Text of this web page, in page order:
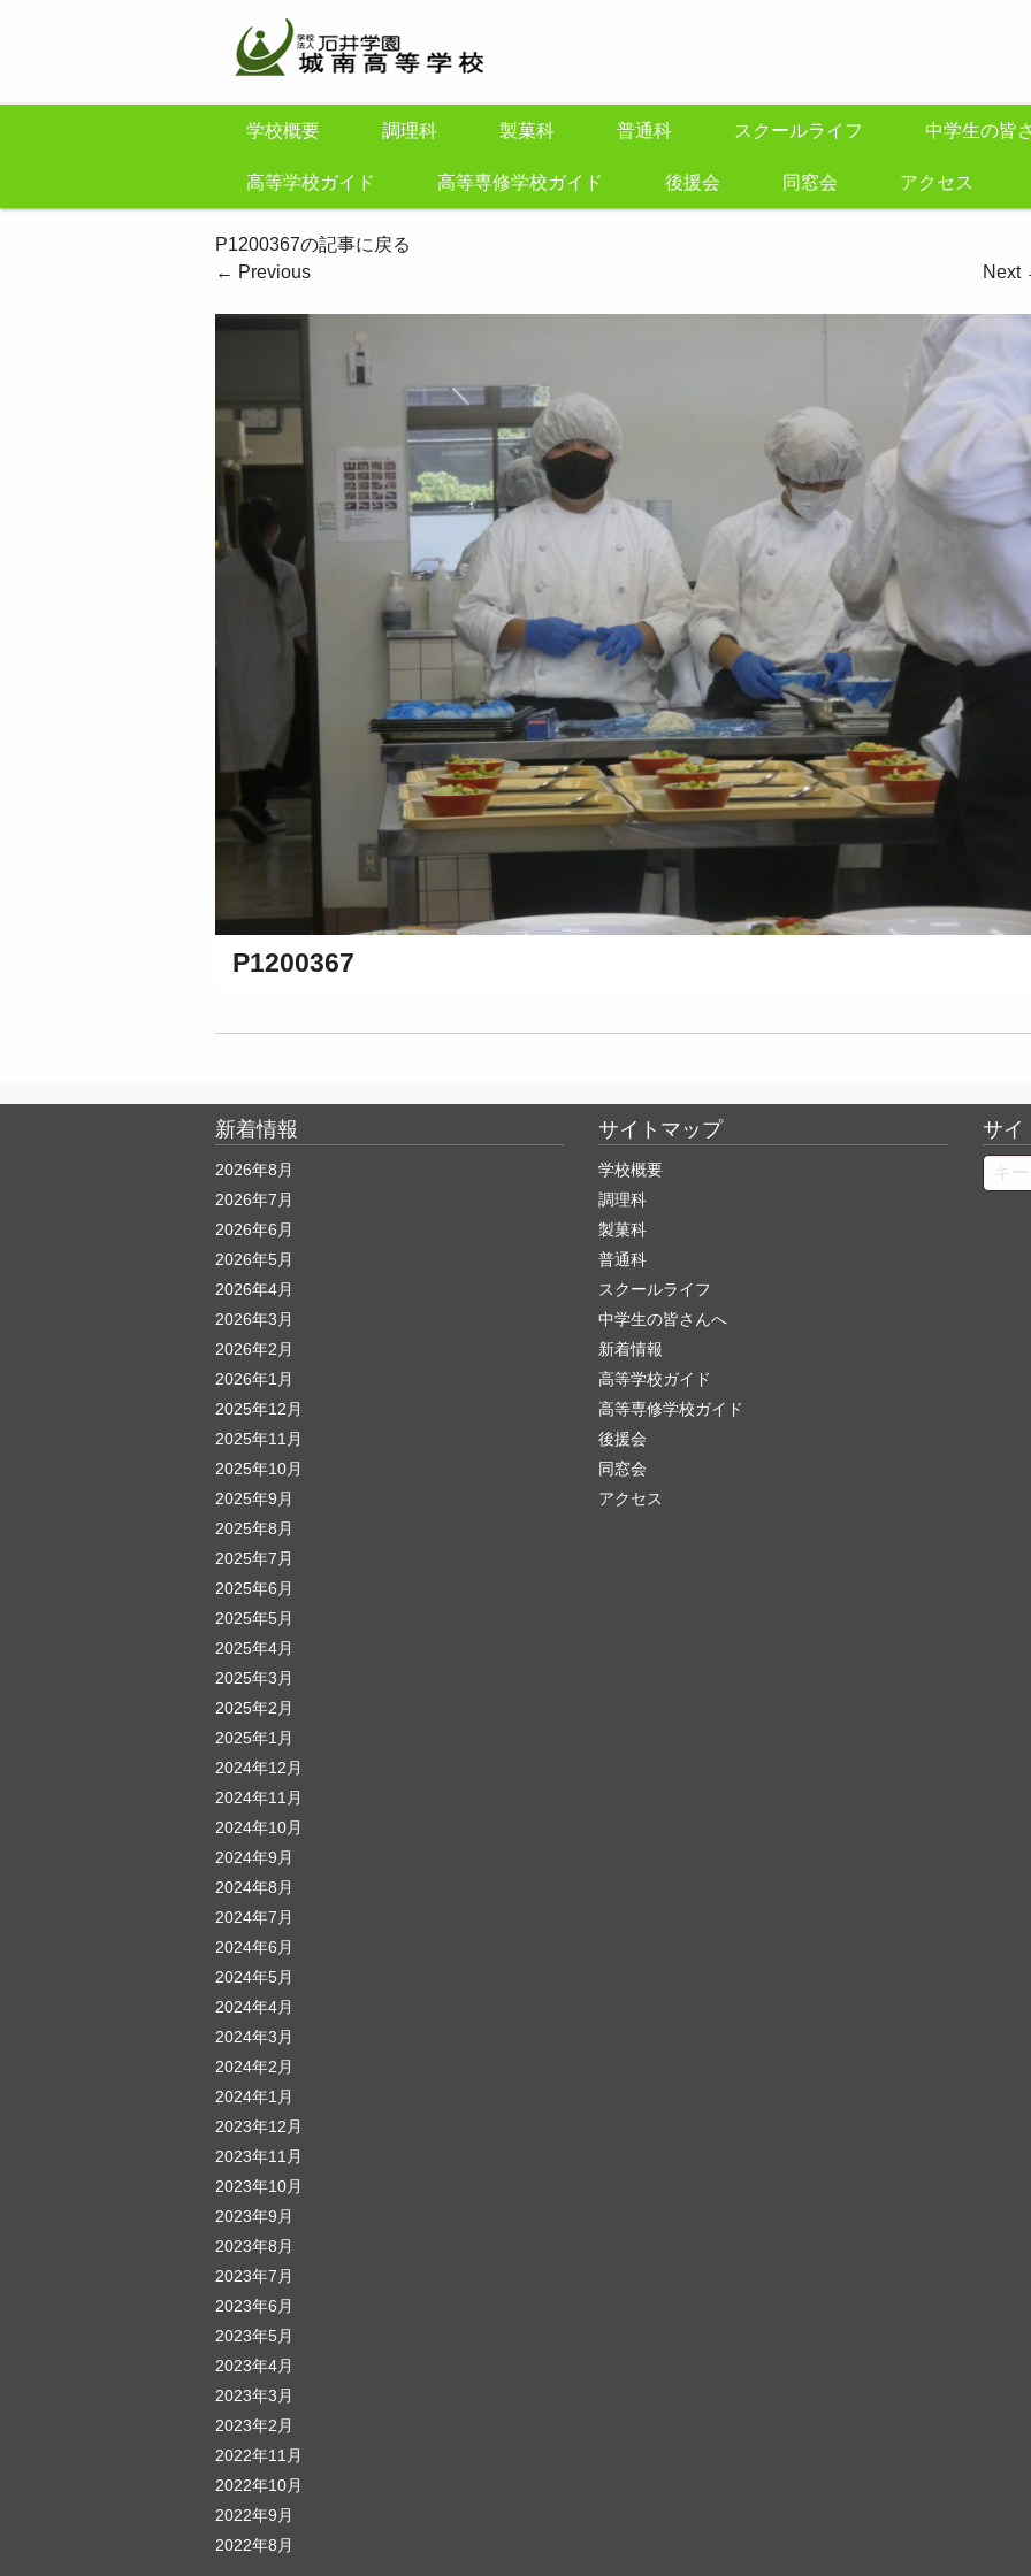
学校概要 調理科 製菓科 普通科 スクールライフ 中学生の皆
高等学校ガイド 高等専修学校ガイド 後援会 同窓会 アクセス
P1200367の記事に戻る
← Previous Next
P1200367
新着情報
2026年8月
2026年7月
2026年6月
2026年5月
2026年4月
2026年3月
2026年2月
2026年1月
2025年12月
2025年11月
2025年10月
2025年9月
2025年8月
2025年7月
2025年6月
2025年5月
2025年4月
2025年3月
2025年2月
2025年1月
2024年12月
2024年11月
2024年10月
2024年9月
2024年8月
2024年7月
2024年6月
2024年5月
2024年4月
2024年3月
2024年2月
2024年1月
2023年12月
2023年11月
2023年10月
2023年9月
2023年8月
2023年7月
2023年6月
2023年5月
2023年4月
2023年3月
2023年2月
2022年11月
2022年10月
2022年9月
2022年8月
サイトマップ
学校概要
調理科
製菓科
普通科
スクールライフ
中学生の皆さんへ
新着情報
高等学校ガイド
高等専修学校ガイド
後援会
同窓会
アクセス
サイ